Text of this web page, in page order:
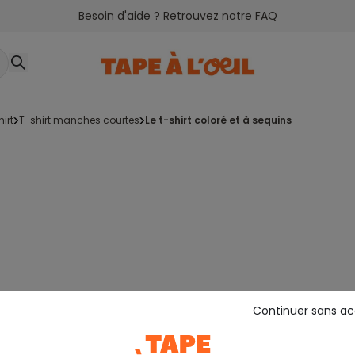
Besoin d'aide ? Retrouvez notre FAQ
t-shirt manches courtes le t-shirt coloré et à sequins
Continuer sans